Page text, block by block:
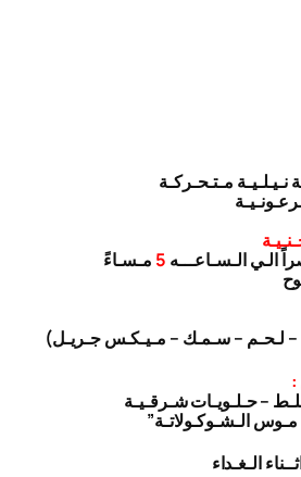
مـتـحـركـة
الـي الـسـاعـــه 5 مـسـاءً
– لـحـم – سـمـك – مـيـكـس جـريـل)
:
– حـلـويـات شـرقـيـة
مـوس الـشـوكـولاتـة”
الـغـداء